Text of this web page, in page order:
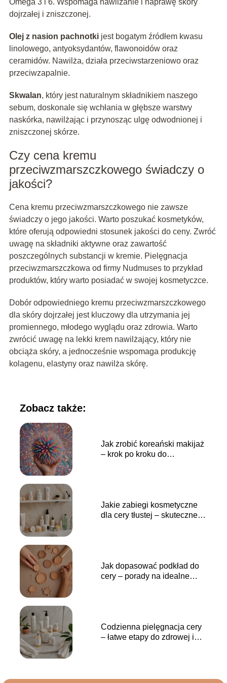
Omega 3 i 6. Wspomaga nawilżanie i naprawę skóry
dojrzałej i zniszczonej.
Olej z nasion pachnotkijest bogatym źródłem kwasu
linolowego, antyoksydantów, flawonoidów oraz
ceramidów. Nawilża, działa przeciwstarzeniowo oraz
przeciwzapalnie.
Skwalan, który jest naturalnym składnikiem naszego
sebum, doskonale się wchłania w głębsze warstwy
naskórka, nawilżając i przynosząc ulgę odwodnionej i
zniszczonej skórze.
Czy cena kremu
przeciwzmarszczkowego świadczy o
jakości?
Cena kremu przeciwzmarszczkowego nie zawsze
świadczy o jego jakości. Warto poszukać kosmetyków,
które oferują odpowiedni stosunek jakości do ceny. Zwróć
uwagę na składniki aktywne oraz zawartość
poszczególnych substancji w kremie. Pielęgnacja
przeciwzmarszczkowa od firmy Nudmuses to przykład
produktów, który warto posiadać w swojej kosmetyczce.
Dobór odpowiedniego kremu przeciwzmarszczkowego
dla skóry dojrzałej jest kluczowy dla utrzymania jej
promiennego, młodego wyglądu oraz zdrowia. Warto
zwrócić uwagę na lekki krem nawilżający, który nie
obciąża skóry, a jednocześnie wspomaga produkcję
kolagenu, elastyny oraz nawilża skórę.
Zobacz także:
Jak zrobić koreański makijaż
– krok po kroku do
Jakie zabiegi kosmetyczne
dla cery tłustej – skuteczne
Jak dopasować podkład do
cery – porady na idealne
Codzienna pielęgnacja cery
– łatwe etapy do zdrowej i